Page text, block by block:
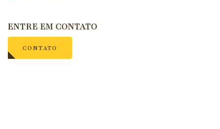
ENTRE EM CONTATO
CONTATO